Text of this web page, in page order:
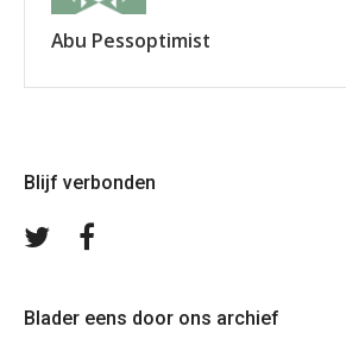
Abu Pessoptimist
Blijf verbonden
Volg
Blader eens door ons archief